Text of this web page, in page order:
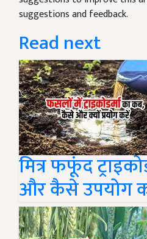
suggestions and feedback.
Read next
मित्र फफूंद
और कैसे उपयोग